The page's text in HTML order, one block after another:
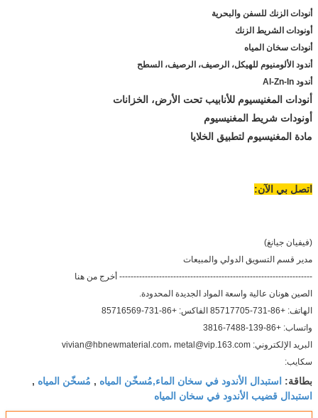
أنودات الزنك للسفن والبحرية
أونودات الشريط الزنك
أنودات سخان المياه
أندود الألومنيوم للهيكل، الرصيف، الرصيف، السطح
أندود Al-Zn-In
أنودات المغنيسيوم للأنابيب تحت الأرض، الخزانات
أونودات شريط المغنيسيوم
مادة المغنيسيوم لتطبيق الخلايا
اتصل بي الآن:
(فيفيان جيانغ)
مدير قسم التسويق الدولي والمبيعات
-------------------------------------------------------------------- أخرج من هنا
الصين هونان عالية واسعة المواد الجديدة المحدودة.
الهاتف: +86-731-85717705 الفاكس: +86-731-85716569
واتساب: +86-139-7488-3816
البريد الإلكتروني: vivian@hbnewmaterial.com، metal@vip.163.com
سكايب:
بطاقة: استبدال الأندود في سخان الماء,مُسخّن المياه , مُسخّن المياه ,
استبدال قضيب الأندود في سخان المياه